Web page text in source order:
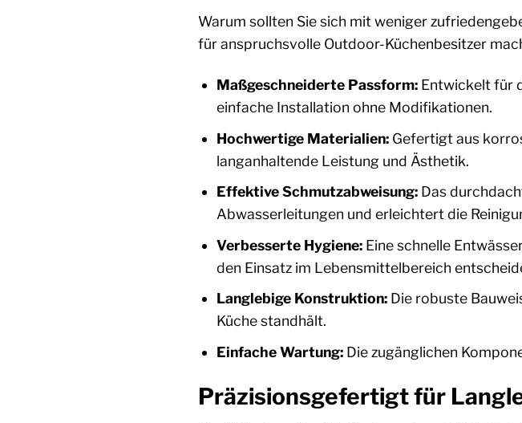
Warum sollten Sie sich mit weniger
für anspruchsvolle Outdoor-Küchenbesitzer
Maßgeschneiderte Passform:Entwickelt für
einfache Installation ohne Modifikationen.
Hochwertige Materialien:Gefertigt aus
langanhaltende Leistung und Ästhetik.
Effektive Schmutzabweisung:Das
Abwasserleitungen und erleichtert die
Verbesserte Hygiene:Eine schnelle
den Einsatz im Lebensmittelbereich
Langlebige Konstruktion:Die robuste
Küche standhält.
Einfache Wartung:Die zugänglichen
Präzisionsgefertigt für